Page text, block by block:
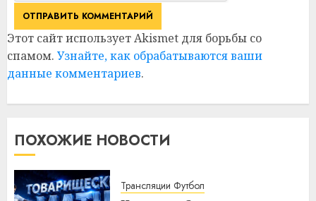
Этот сайт использует Akismet для борьбы со
спамом. Узнайте, как обрабатываются ваши
данные комментариев.
ПОХОЖИЕ НОВОСТИ
Трансляции Футбол